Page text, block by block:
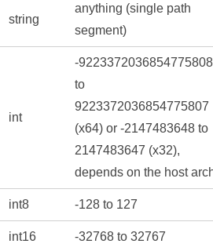
string
anything (single path
segment)
int
-9223372036854775808
to
9223372036854775807
(x64) or -2147483648 to
2147483647 (x32),
depends on the host
int8 -128 to 127
int16 -32768 to 32767